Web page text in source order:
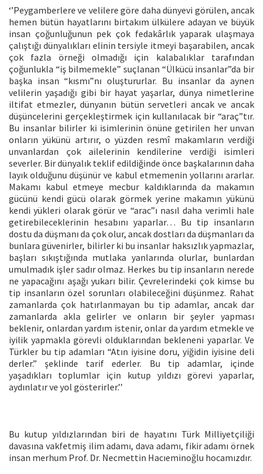
‘’Peygamberlere ve velilere göre daha dünyevi görülen, ancak
hemen bütün hayatlarını birtakım ülkülere adayan ve büyük
insan çoğunluğunun pek çok fedakârlık yaparak ulaşmaya
çalıştığı dünyalıkları elinin tersiyle itmeyi başarabilen, ancak
çok fazla örneği olmadığı için kalabalıklar tarafından
çoğunlukla “iş bilmemekle” suçlanan “Ülkücü insanlar”da bir
başka insan “kısmı”nı oluştururlar. Bu insanlar da aynen
velilerin yaşadığı gibi bir hayat yaşarlar, dünya nimetlerine
iltifat etmezler, dünyanın bütün servetleri ancak ve ancak
düşüncelerini gerçekleştirmek için kullanılacak bir “araç”tır.
Bu insanlar bilirler ki isimlerinin önüne getirilen her unvan
onların yükünü artırır, o yüzden resmî makamların verdiği
unvanlardan çok ailelerinin kendilerine verdiği isimleri
severler. Bir dünyalık teklif edildiğinde önce başkalarının daha
layık olduğunu düşünür ve kabul etmemenin yollarını ararlar.
Makamı kabul etmeye mecbur kaldıklarında da makamın
gücünü kendi gücü olarak görmek yerine makamın yükünü
kendi yükleri olarak görür ve “arac”ı nasıl daha verimli hale
getirebileceklerinin hesabını yaparlar… Bu tip insanların
dostu da düşmanı da çok olur, ancak dostları da düşmanları da
bunlara güvenirler, bilirler ki bu insanlar haksızlık yapmazlar,
başları sıkıştığında mutlaka yanlarında olurlar, bunlardan
umulmadık işler sadır olmaz. Herkes bu tip insanların nerede
ne yapacağını aşağı yukarı bilir. Çevrelerindeki çok kimse bu
tip insanların özel sorunları olabileceğini düşünmez. Rahat
zamanlarda çok hatırlanmayan bu tip adamlar, ancak dar
zamanlarda akla gelirler ve onların bir şeyler yapması
beklenir, onlardan yardım istenir, onlar da yardım etmekle ve
iyilik yapmakla görevli olduklarından bekleneni yaparlar. Ve
Türkler bu tip adamları “Atın iyisine doru, yiğidin iyisine deli
derler.” şeklinde tarif ederler. Bu tip adamlar, içinde
yaşadıkları toplumlar için kutup yıldızı görevi yaparlar,
aydınlatır ve yol gösterirler.’’
Bu kutup yıldızlarından biri de hayatını Türk Milliyetçiliği
davasına vakfetmiş ilim adamı, dava adamı, fikir adamı örnek
insan merhum Prof. Dr. Necmettin Hacıeminoğlu hocamızdır.